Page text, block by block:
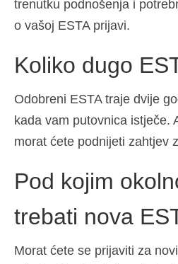
trenutku podnošenja i
o vašoj ESTA prijavi.
Koliko dugo
Odobreni ESTA traje dvije
kada vam putovnica istječe.
morat ćete podnijeti zahtjev
Pod kojim
trebati nova
Morat ćete se prijaviti za